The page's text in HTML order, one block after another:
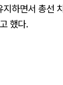
하면서 총선
했다.